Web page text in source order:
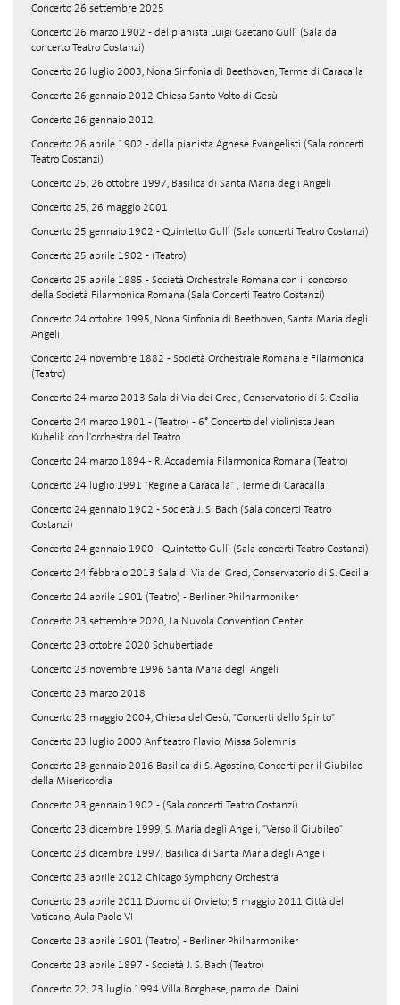
Concerto 26 settembre 2025
Concerto 26 marzo 1902 - del pianista Luigi Gaetano Gullì (Sala da
concerto Teatro Costanzi)
Concerto 26 luglio 2003, Nona Sinfonia di Beethoven, Terme di Caracalla
Concerto 26 gennaio 2012 Chiesa Santo Volto di Gesù
Concerto 26 gennaio 2012
Concerto 26 aprile 1902 - della pianista Agnese Evangelisti (Sala concerti
Teatro Costanzi)
Concerto 25, 26 ottobre 1997, Basilica di Santa Maria degli Angeli
Concerto 25, 26 maggio 2001
Concerto 25 gennaio 1902 - Quintetto Gullì (Sala concerti Teatro Costanzi)
Concerto 25 aprile 1902 - (Teatro)
Concerto 25 aprile 1885 - Società Orchestrale Romana con il concorso
della Società Filarmonica Romana (Sala Concerti Teatro Costanzi)
Concerto 24 ottobre 1995, Nona Sinfonia di Beethoven, Santa Maria degli
Angeli
Concerto 24 novembre 1882 - Società Orchestrale Romana e Filarmonica
(Teatro)
Concerto 24 marzo 2013 Sala di Via dei Greci, Conservatorio di S. Cecilia
Concerto 24 marzo 1901 - (Teatro) - 6° Concerto del violinista Jean
Kubelik con l'orchestra del Teatro
Concerto 24 marzo 1894 - R. Accademia Filarmonica Romana (Teatro)
Concerto 24 luglio 1991 "Regine a Caracalla" , Terme di Caracalla
Concerto 24 gennaio 1902 - Società J. S. Bach (Sala concerti Teatro
Costanzi)
Concerto 24 gennaio 1900 - Quintetto Gullì (Sala concerti Teatro Costanzi)
Concerto 24 febbraio 2013 Sala di Via dei Greci, Conservatorio di S. Cecilia
Concerto 24 aprile 1901 (Teatro) - Berliner Philharmoniker
Concerto 23 settembre 2020, La Nuvola Convention Center
Concerto 23 ottobre 2020 Schubertiade
Concerto 23 novembre 1996 Santa Maria degli Angeli
Concerto 23 marzo 2018
Concerto 23 maggio 2004, Chiesa del Gesù, "Concerti dello Spirito"
Concerto 23 luglio 2000 Anfiteatro Flavio, Missa Solemnis
Concerto 23 gennaio 2016 Basilica di S. Agostino, Concerti per il Giubileo
della Misericordia
Concerto 23 gennaio 1902 - (Sala concerti Teatro Costanzi)
Concerto 23 dicembre 1999, S. Maria degli Angeli, "Verso il Giubileo"
Concerto 23 dicembre 1997, Basilica di Santa Maria degli Angeli
Concerto 23 aprile 2012 Chicago Symphony Orchestra
Concerto 23 aprile 2011 Duomo di Orvieto; 5 maggio 2011 Città del
Vaticano, Aula Paolo VI
Concerto 23 aprile 1901 (Teatro) - Berliner Philharmoniker
Concerto 23 aprile 1897 - Società J. S. Bach (Teatro)
Concerto 22, 23 luglio 1994 Villa Borghese, parco dei Daini